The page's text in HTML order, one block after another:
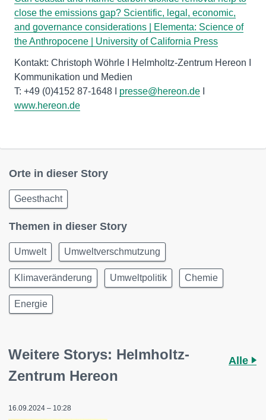
close the emissions gap? Scientific, legal, economic,
and governance considerations | Elementa: Science of
the Anthropocene | University of California Press
Kontakt: Christoph Wöhrle I Helmholtz-Zentrum Hereon I
Kommunikation und Medien
T: +49 (0)4152 87-1648 I presse@hereon.de
www.hereon.de
Orte in dieser Story
Geesthacht
Themen in dieser Story
Umwelt Umweltverschmutzung
Klimaveränderung Umweltpolitik Chemie
Energie
Weitere Storys: Helmholtz-
Zentrum Hereon
Alle
16.09.2024 – 10:28